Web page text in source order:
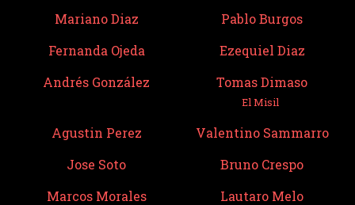
Mariano Diaz
Pablo Burgos
Fernanda Ojeda
Ezequiel Diaz
Andrés González
Tomas Dimaso
El Misil
Agustin Perez
Valentino Sammarro
Jose Soto
Bruno Crespo
Marcos Morales
Lautaro Melo